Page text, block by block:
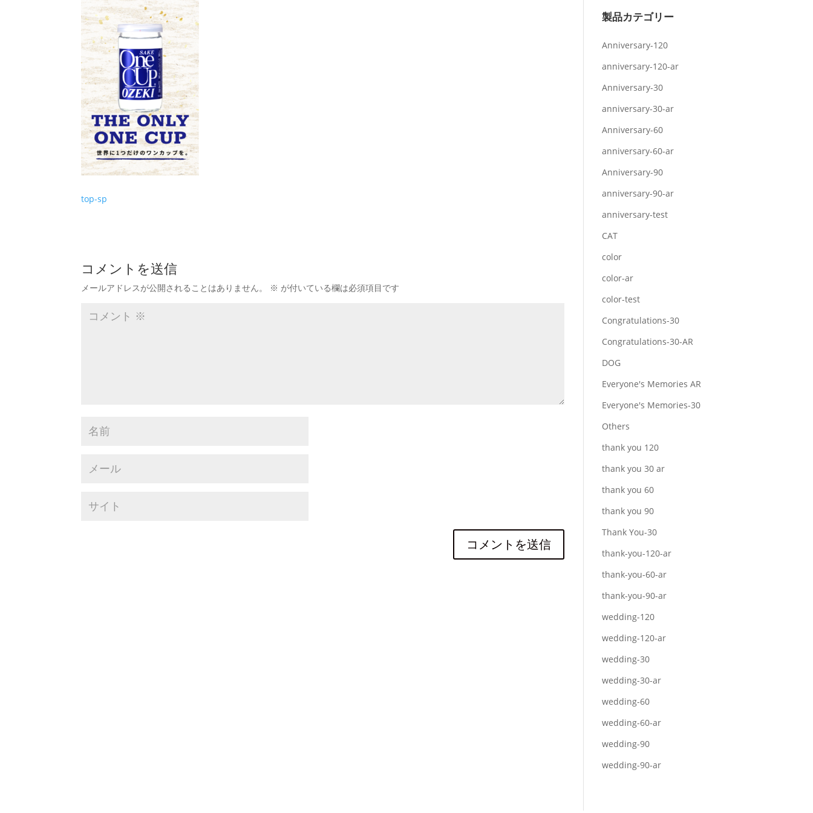
top-sp
コメントを送信
メールアドレスが公開されることはありません。 ※ が付いている欄は必須項目です
製品カテゴリー
Anniversary-120
anniversary-120-ar
Anniversary-30
anniversary-30-ar
Anniversary-60
anniversary-60-ar
Anniversary-90
anniversary-90-ar
anniversary-test
CAT
color
color-ar
color-test
Congratulations-30
Congratulations-30-AR
DOG
Everyone's Memories AR
Everyone's Memories-30
Others
thank you 120
thank you 30 ar
thank you 60
thank you 90
Thank You-30
thank-you-120-ar
thank-you-60-ar
thank-you-90-ar
wedding-120
wedding-120-ar
wedding-30
wedding-30-ar
wedding-60
wedding-60-ar
wedding-90
wedding-90-ar